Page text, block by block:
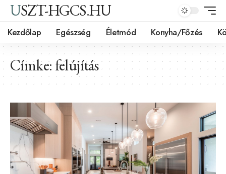
USZT-HGCS.HU
Kezdőlap Egészség Életmód Konyha/Főzés
Címke: felújítás